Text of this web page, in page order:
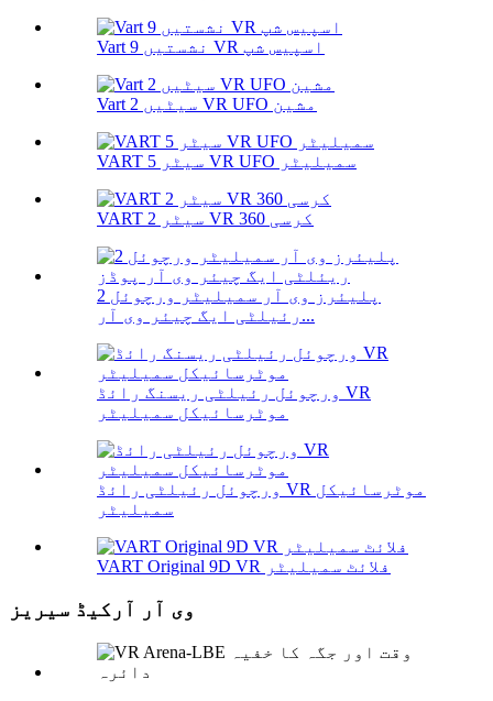
Vart 9 نشستیں VR اسپیس شپ
Vart 2 سیٹیں VR UFO مشین
VART 5 سیٹر VR UFO سمیلیٹر
VART 2 سیٹر VR 360 کرسی
2 پلیئرز وی آر سمیلیٹر ورچوئل
رئیلٹی ایگ چیئر وی آر...
ورچوئل رئیلٹی ریسنگ رائڈ VR
موٹرسائیکل سمیلیٹر
ورچوئل رئیلٹی رائڈ VR موٹرسائیکل
سمیلیٹر
VART Original 9D VR فلائٹ سمیلیٹر
وی آر آرکیڈ سیریز